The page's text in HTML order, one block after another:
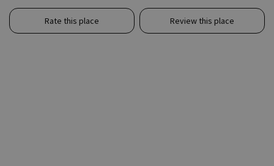
Rate this place Review this place